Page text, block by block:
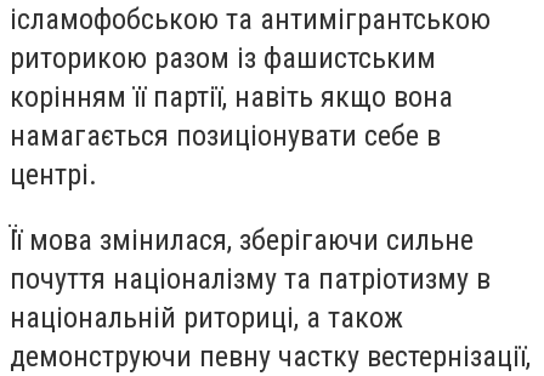
ісламофобською та антимігрантською
риторикою разом із фашистським
корінням її партії, навіть якщо вона
намагається позиціонувати себе в
центрі.
Її мова змінилася, зберігаючи сильне
почуття націоналізму та патріотизму в
національній риториці, а також
демонструючи певну частку вестернізації,